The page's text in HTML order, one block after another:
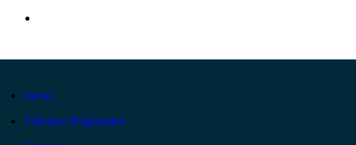
Inicio
Trámites Registrales